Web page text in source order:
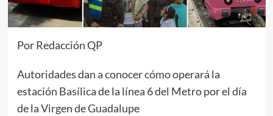
Por Redacción QP
Autoridades dan a conocer cómo operará la
estación Basílica de la línea 6 del Metro por el día
de la Virgen de Guadalupe